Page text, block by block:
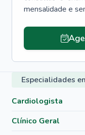
mensalidade e
Especialidades
Cardiologista
Clínico Geral